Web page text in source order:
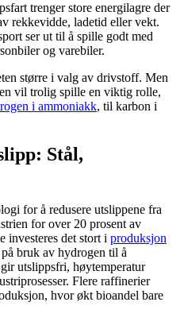
trenger store energilagre der
rekkevidde, ladetid eller vekt.
ser ut til å spille godt med
og varebiler.
større i valg av drivstoff. Men
vil trolig spille en viktig rolle,
i ammoniakk, til karbon i
Stål,
for å redusere utslippene fra
for over 20 prosent av
investeres det stort i produksjon
bruk av hydrogen til å
utslippsfri, høytemperatur
Flere raffinerier
hvor økt bioandel bare